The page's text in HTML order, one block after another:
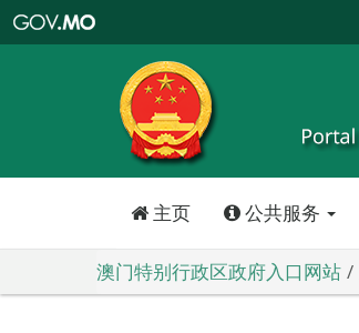
特
政
区
政
口
主页 公共服务
澳门特别行政区政府入口网站